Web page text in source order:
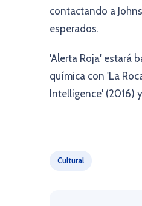
contactando a
esperados.
'Alerta Roja' estará
química con 'La
Intelligence' (2016)
Cultural